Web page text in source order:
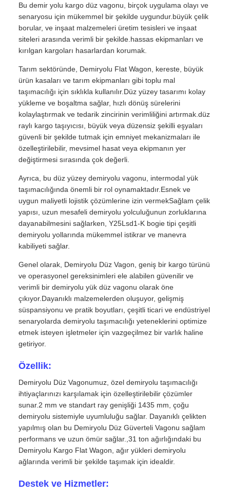
Bu demir yolu kargo düz vagonu, birçok uygulama olayı ve
senaryosu için mükemmel bir şekilde uygundur.büyük çelik
borular, ve inşaat malzemeleri üretim tesisleri ve inşaat
siteleri arasında verimli bir şekilde.hassas ekipmanları ve
kırılgan kargoları hasarlardan korumak.
Tarım sektöründe, Demiryolu Flat Wagon, kereste, büyük
ürün kasaları ve tarım ekipmanları gibi toplu mal
taşımacılığı için sıklıkla kullanılır.Düz yüzey tasarımı kolay
yükleme ve boşaltma sağlar, hızlı dönüş sürelerini
kolaylaştırmak ve tedarik zincirinin verimliliğini artırmak.düz
raylı kargo taşıyıcısı, büyük veya düzensiz şekilli eşyaları
güvenli bir şekilde tutmak için emniyet mekanizmaları ile
özelleştirilebilir, mevsimel hasat veya ekipmanın yer
değiştirmesi sırasında çok değerli.
Ayrıca, bu düz yüzey demiryolu vagonu, intermodal yük
taşımacılığında önemli bir rol oynamaktadır.Esnek ve
uygun maliyetli lojistik çözümlerine izin vermekSağlam çelik
yapısı, uzun mesafeli demiryolu yolculuğunun zorluklarına
dayanabilmesini sağlarken, Y25Lsd1-K bogie tipi çeşitli
demiryolu yollarında mükemmel istikrar ve manevra
kabiliyeti sağlar.
Genel olarak, Demiryolu Düz Vagon, geniş bir kargo türünü
ve operasyonel gereksinimleri ele alabilen güvenilir ve
verimli bir demiryolu yük düz vagonu olarak öne
çıkıyor.Dayanıklı malzemelerden oluşuyor, gelişmiş
süspansiyonu ve pratik boyutları, çeşitli ticari ve endüstriyel
senaryolarda demiryolu taşımacılığı yeteneklerini optimize
etmek isteyen işletmeler için vazgeçilmez bir varlık haline
getiriyor.
Özellik:
Demiryolu Düz Vagonumuz, özel demiryolu taşımacılığı
ihtiyaçlarınızı karşılamak için özelleştirilebilir çözümler
sunar.2 mm ve standart ray genişliği 1435 mm, çoğu
demiryolu sistemiyle uyumluluğu sağlar. Dayanıklı çelikten
yapılmış olan bu Demiryolu Düz Güverteli Vagonu sağlam
performans ve uzun ömür sağlar.,31 ton ağırlığındaki bu
Demiryolu Kargo Flat Wagon, ağır yükleri demiryolu
ağlarında verimli bir şekilde taşımak için idealdir.
Destek ve Hizmetler: